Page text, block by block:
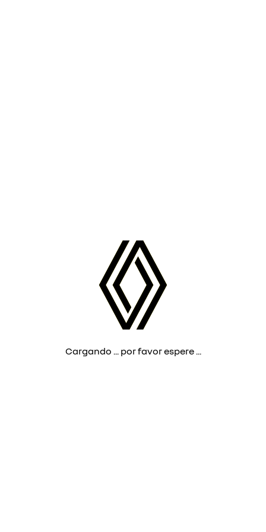
Cargando ... por favor espere ...